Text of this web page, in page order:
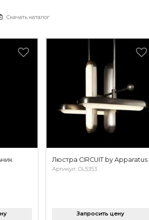
Скачать каталог
Люстра CIRCUIT by Apparatus
Артикул: OL5353
Запросить цену